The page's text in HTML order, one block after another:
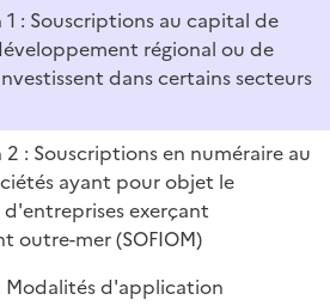
1 : Souscriptions au capital de
régional ou de
dans certains secteurs
2 : Souscriptions en numéraire au
ayant pour objet le
exerçant
outre-mer (SOFIOM)
Modalités d'application